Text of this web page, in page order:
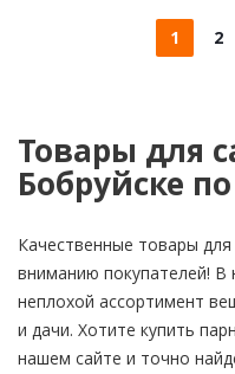
1 2
Товары для
Бобруйске
Качественные товары
вниманию покупателей! В
неплохой ассортимент
и дачи. Хотите купить
нашем сайте и точно